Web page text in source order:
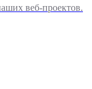
веб-проектов.